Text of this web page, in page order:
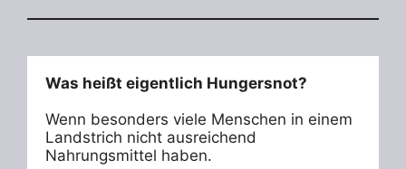
Was heißt eigentlich Hungersnot?
Wenn besonders viele Menschen in einem
Landstrich nicht ausreichend
Nahrungsmittel haben.